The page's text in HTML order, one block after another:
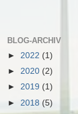
BLOG-ARCHIV
► 2022 (1)
► 2020 (2)
► 2019 (1)
► 2018 (5)